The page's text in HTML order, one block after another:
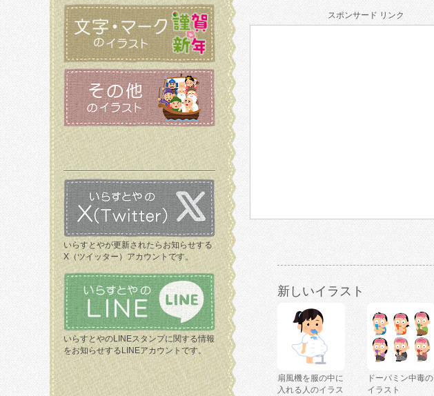
いらすとやが更新されたらお知らせする
X（ツイッター）アカウントです。
いらすとやのLINEスタンプに関する情報
をお知らせするLINEアカウントです。
スポンサード リンク
新しいイラスト
扇風機を服の中に
入れる人のイラス
ドーパミン中毒の
イラスト